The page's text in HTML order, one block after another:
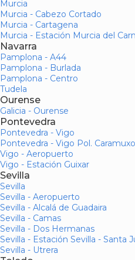
Murcia
Murcia - Cabezo Cortado
Murcia - Cartagena
Murcia - Estación Murcia del
Navarra
Pamplona - A44
Pamplona - Burlada
Pamplona - Centro
Tudela
Ourense
Galicia - Ourense
Pontevedra
Pontevedra - Vigo
Pontevedra - Vigo Pol. Caramuxo
Vigo - Aeropuerto
Vigo - Estación Guixar
Sevilla
Sevilla
Sevilla - Aeropuerto
Sevilla - Alcalá de Guadaira
Sevilla - Camas
Sevilla - Dos Hermanas
Sevilla - Estación Sevilla - Santa
Sevilla - Utrera